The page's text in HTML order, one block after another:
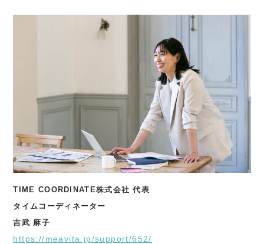
TIME COORDINATE株式会社 代表
タイムコーディネーター
吉武 麻子
https://meavita.jp/support/652/